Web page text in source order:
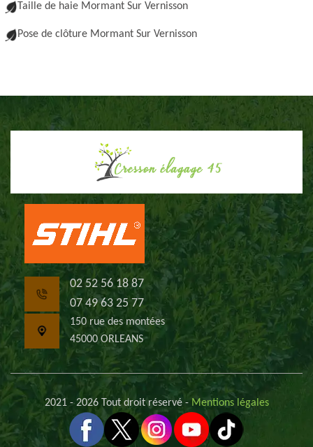
Taille de haie Mormant Sur Vernisson
Pose de clôture Mormant Sur Vernisson
02 52 56 18 87
07 49 63 25 77
150 rue des montées
45000 ORLEANS
2021 - 2026 Tout droit réservé - Mentions légales